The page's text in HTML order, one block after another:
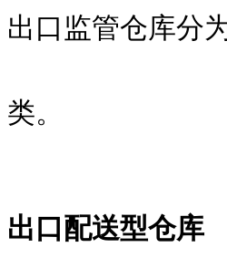
出口监管仓库分
类。
出口配送型仓库